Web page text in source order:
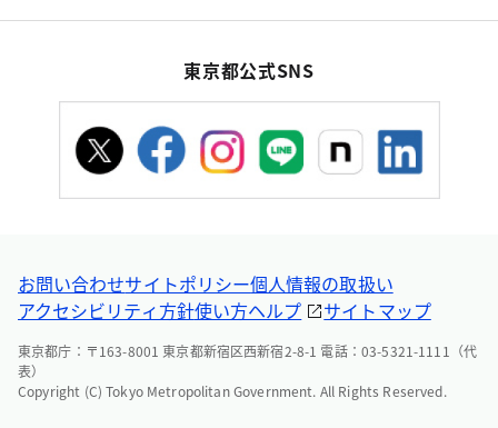
東京都公式SNS
お問い合わせサイトポリシー個人情報の取扱い
アクセシビリティ方針使い方ヘルプ サイトマップ
東京都庁：〒163-8001 東京都新宿区西新宿2-8-1 電話：03-5321-1111（代
表）
Copyright (C) Tokyo Metropolitan Government. All Rights Reserved.